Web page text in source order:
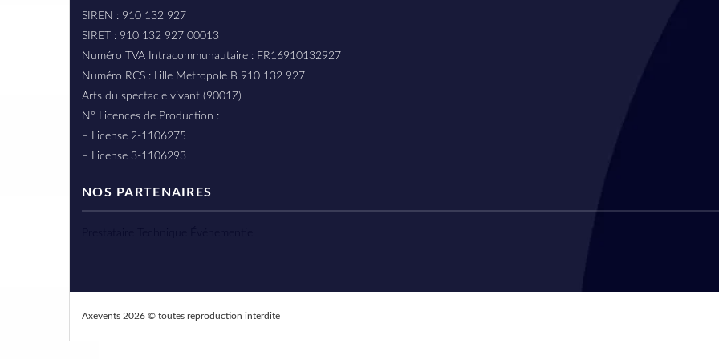
SIREN : 910 132 927
SIRET : 910 132 927 00013
Numéro TVA Intracommunautaire : FR16910132927
Numéro RCS : Lille Metropole B 910 132 927
Arts du spectacle vivant (9001Z)
N° Licences de Production :
– License 2-1106275
– License 3-1106293
NOS PARTENAIRES
Axevents 2026 © toutes reproduction interdite